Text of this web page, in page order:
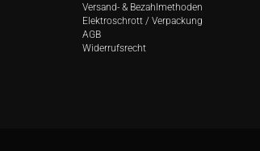
Versand- & Bezahlmethoden
Elektroschrott / Verpackung
AGB
Widerrufsrecht